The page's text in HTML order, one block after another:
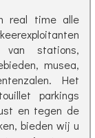
real time alle
stations,
musea,
Het
parkings
en tegen de
bieden wij u